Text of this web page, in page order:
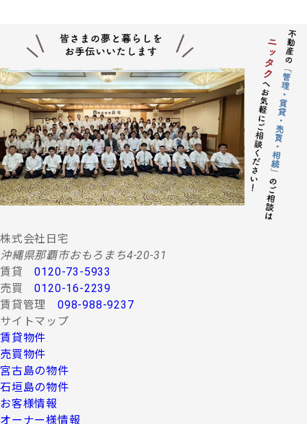
(１) 不動産の賃貸、売買、交換、及びそれらの媒介・
代理、紹介、入居申込結果等の連絡、信用情報機
関への信用照会、物件の管理等に関する契約その
他取り決め事項の履行に必要な範囲における利用
並びに当社及び当社グループ会社（アパマンショ
ップ本部及び加盟企業を含む：以下同じ）が提供
する情報・サービスの提供。
(２) 当社グループ会社によるコンサルティング、調査
等に関する契約その他取り決め事項の履行に必要
な範囲における利用並びに情報・サービスの提
供。
(３) 当社グループ会社における広告・宣伝、その他当
社グループ会社より発送されるダイレクトメール
又は、Ｅ-mail、Ｗｅｂサイト等を利用した情報サ
ービスの提供。
(４) 当社グループ会社が行う顧客動向調査、市場調
査、商品開発等の分析データ並びに広告反響等の
各種調査。
(５) 前各項に定める利用目的の達成に必要な範囲にお
ける個人情報の第三者提供。
４.お客様の個人情報の第三者への提供
第三者への提供にあたっては、機密保持のために必要な
措置を講じます。なお、上記利用目的の達成に必要な範
囲内において業務委託先に情報を提供する場合など、法
令に反しない範囲で停止請求をお受けできないことがあ
ります。 お客様の個人情報は、上記利用目的のために以
下の者に対して書面または口頭もしくはその他媒体によ
株式会社日宅
沖縄県那覇市おもろまち4-20-31
賃貸0120-73-5933
売買0120-16-2239
賃貸管理 098-988-9237
サイトマップ
賃貸物件
売買物件
宮古島の物件
石垣島の物件
お客様情報
オーナー様情報